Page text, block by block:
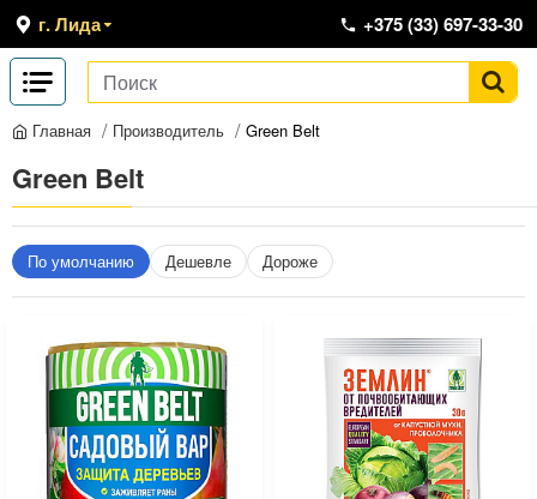
г. Лида +375 (33) 697-33-30
Главная Производитель Green Belt
Green Belt
По умолчанию Дешевле Дороже